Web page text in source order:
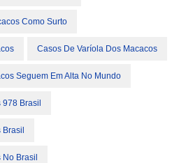
Como Surto
Casos De Varíola Dos Macacos
Seguem Em Alta No Mundo
Brasil
Brasil